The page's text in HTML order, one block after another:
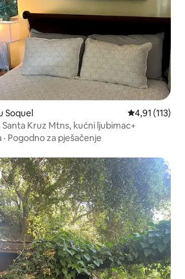
Soquel prosječna
4,91 (113)
Kruz Mtns, kućni ljubimac+
· Pogodno za pješačenje